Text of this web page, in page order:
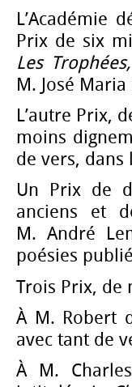
L’Académie
Prix de six
Les Trophées,
M. José
L’autre Prix,
moins
de vers,
Un Prix de
anciens et
M. André
poésies
Trois Prix, de
À M. Robert
avec tant de
À M.